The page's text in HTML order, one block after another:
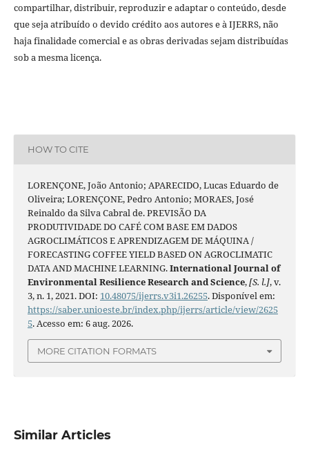
compartilhar, distribuir, reproduzir e adaptar o conteúdo, desde
que seja atribuído o devido crédito aos autores e à IJERRS, não
haja finalidade comercial e as obras derivadas sejam distribuídas
sob a mesma licença.
HOW TO CITE
LORENÇONE, João Antonio; APARECIDO, Lucas Eduardo de
Oliveira; LORENÇONE, Pedro Antonio; MORAES, José
Reinaldo da Silva Cabral de. PREVISÃO DA
PRODUTIVIDADE DO CAFÉ COM BASE EM DADOS
AGROCLIMÁTICOS E APRENDIZAGEM DE MÁQUINA /
FORECASTING COFFEE YIELD BASED ON AGROCLIMATIC
DATA AND MACHINE LEARNING.International Journal of
Environmental Resilience Research and Science,[S. l.], v.
3, n. 1, 2021. DOI: 10.48075/ijerrs.v3i1.26255. Disponível em:
https://saber.unioeste.br/index.php/ijerrs/article/view/2625
5. Acesso em: 6 aug. 2026.
MORE CITATION FORMATS
Similar Articles